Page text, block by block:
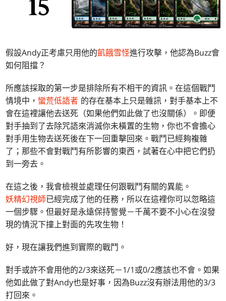
假設Andy正考慮只用他的飢餓雪怪進行攻擊，他認為Buzz會
如何阻擋？
所應該採取的第一步是排除所有不相干的資訊。在這個戰鬥
情境中， 蠻荒低語者 的存在基本上只是雜訊，對手基本上不
會在這裡讓他去送死（如果他們如此做了也沒關係）。即便
對手抽到了去除咒語來消滅你未橫置的生物，你也不會擔心
對手用生物去送死後在下一回重擊回來。戰鬥已經夠複雜
了；那些不會對戰鬥有所影響的東西，試著在心中把它們扔
到一旁去。
在這之後，我會檢視並處理任何跟戰鬥有關的異能。
妖精幻視師已經完成了他的任務，所以在這裡你可以忽略這
一個步驟。但最好是永遠保持警覺－千萬不要不小心在沒發
現的情況下撞上對面的先攻生物！
好，現在讓我們進到實際的戰鬥。
對手或許不會用他的2/3來送死－1/1或0/2應該也不會。如果
他如此做了對Andy也是好事，因為Buzz沒有辦法用他的3/3
打回來。